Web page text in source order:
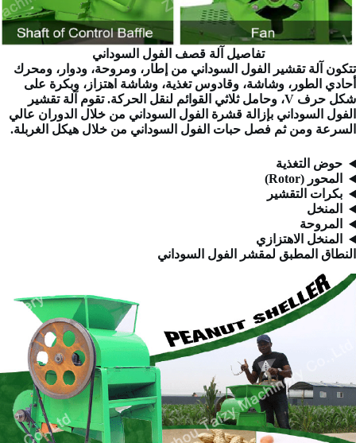
تفاصيل آلة قصف الفول السوداني
تتكون آلة تقشير الفول السوداني من إطار، ومروحة، ودوار، ومحرك
أحادي الطور، وشاشة، وقادوس تغذية، وشاشة اهتزاز، وبكرة على
شكل حرف V، وحامل ثلاثي القوائم لنقل الحركة. تقوم آلة تقشير
الفول السوداني بإزالة قشرة الفول السوداني من خلال الدوران عالي
السرعة ومن ثم فصل حبات الفول السوداني من خلال هيكل الغربلة.
حوض التغذية
المحور (Rotor)
بكرات التقشير
المنخل
المروحة
المنخل الاهتزازي
النطاق المطبق لمقشر الفول السوداني